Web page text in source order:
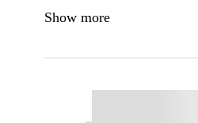
Show more